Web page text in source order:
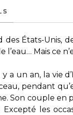
États-Unis,
l’eau… Mais ce
y a un an, la vie
pendant
Son couple en
les